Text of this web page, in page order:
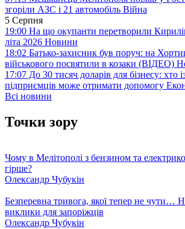
згоріли АЗС і 21 автомобіль Війна
5 Серпня
19:00 На що окупанти перетворили
літа 2026 Новини
18:02 Батько-захисник був поруч: на
військового посвятили в козаки (ВІДЕО)
17:07 До 30 тисяч доларів для бізнесу: хто
підприємців може отримати допомогу
Всі новини
Точки зору
Чому в Мелітополі з бензином та
гірше?
Олександр Чубукін
Безперевна тривога, якої тепер не чути…
виклики для запоріжців
Олександр Чубукін